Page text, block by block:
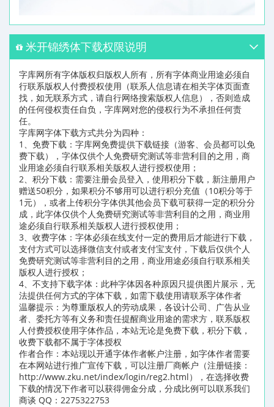
米开锦绣体下载权限说明
字库网所有字体版权归版权人所有，所有字体商业用途必须自
行联系版权人付费授权使用（联系人信息请在相关字体页面查
找，如无联系方式，请自行网络搜索版权人信息），否则造成
的任何侵权责任自负，字库网对您的侵权行为不承担任何责
任。
字库网字体下载方式共分为四种：
1、免费下载：字库网免费提供下载链接（游客、会员都可以免
费下载），字体仅供个人免费研究测试等非营利目的之用，商
业用途必须自行联系相关版权人进行授权使用；
2、积分下载：需要注册会员登入，使用积分下载，新注册用户
赠送50积分，如果积分不够用可以进行积分充值（10积分等于
1元），或者上传积分字体供其他会员下载可获得一定的积分分
成，此字体仅供个人免费研究测试等非营利目的之用，商业用
途必须自行联系相关版权人进行授权使用；
3、收费字体：字体必须在线支付一定的费用后才能进行下载，
支付方式可以选择微信支付或者支付宝支付，下载后仅供个人
免费研究测试等非营利目的之用，商业用途必须自行联系相关
版权人进行授权；
4、不支持下载字体：此种字体因各种原因只提供图片展示，无
法提供任何方式的字体下载，如需下载使用请联系字体作者
温馨提示：为尊重版权人的劳动成果，各设计公司、广告从业
者、委托方等有义务和责任提醒商业用途的需求方，联系版权
人付费授权使用字体作品，本站无论是免费下载，积分下载，
收费下载都不属于字体授权
作者合作：本站现以开通字体作者帐户注册，如字体作者需要
在本网站进行推广宣传下载，可以注册厂商帐户（注册链接：
http://www.zku.net/index/login/reg2.html），在选择收费
下载的情况下作者可以获得佣金分成，分成比例可以联系我们
商谈 QQ：2275322753